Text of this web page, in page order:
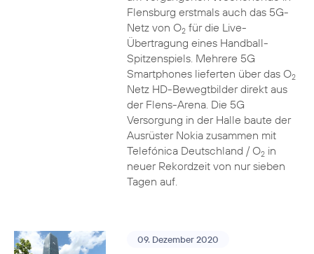
Flensburg erstmals auch das 5G-
Netz von O2für die Live-
Übertragung eines Handball-
Spitzenspiels. Mehrere 5G
Smartphones lieferten über das O2
Netz HD-Bewegtbilder direkt aus
der Flens-Arena. Die 5G
Versorgung in der Halle baute der
Ausrüster Nokia zusammen mit
Telefónica Deutschland / O2in
neuer Rekordzeit von nur sieben
Tagen auf.
09. Dezember 2020